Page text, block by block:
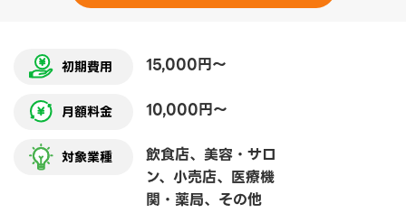
初期費用 15,000円〜
月額料金 10,000円〜
対象業種
飲食店、美容・サロ
ン、小売店、医療機
関・薬局、その他